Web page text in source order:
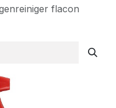
flacon